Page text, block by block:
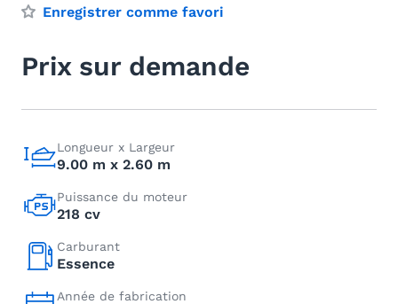
Enregistrer comme favori
Prix sur demande
Longueur x Largeur
9.00 m x 2.60 m
Puissance du moteur
218 cv
Carburant
Essence
Année de fabrication